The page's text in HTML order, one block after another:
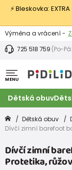
⚡ Bleskovka:
Výměna a vrácení -
Sleva 100 Kč na první
725 518 759 (Po-
MENU
Dětská obuv
Dětská obuv
Dívčí zimní barefoot
Dívčí zimní
Protetika,